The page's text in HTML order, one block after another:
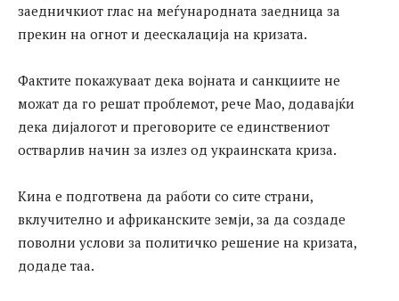
заедничкиот глас на меѓународната заедница за
прекин на огнот и деескалација на кризата.
Фактите покажуваат дека војната и санкциите не
можат да го решат проблемот, рече Мао, додавајќи
дека дијалогот и преговорите се единствениот
остварлив начин за излез од украинската криза.
Кина е подготвена да работи со сите страни,
вклучително и африканските земји, за да создаде
поволни услови за политичко решение на кризата,
додаде таа.